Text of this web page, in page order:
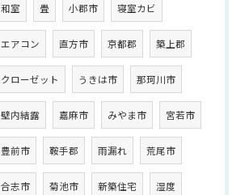
和室 畳 小郡市 寝室カビ
エアコン 直方市 京都郡 築上郡
クローゼット うきは市 那珂川市
壁内結露 嘉麻市 みやま市 宮若市
豊前市 鞍手郡 雨漏れ 荒尾市
合志市 菊池市 新築住宅 湿度